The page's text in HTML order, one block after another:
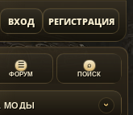
ВХОД РЕГИСТРАЦИЯ
☰
ФОРУМ
⌕
ПОИСК
МОДЫ ›